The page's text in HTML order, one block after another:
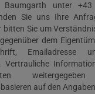
Baumgarth unter
Sie uns Ihre
bitten Sie um
dem
Emailadresse
Vertrauliche
auf den